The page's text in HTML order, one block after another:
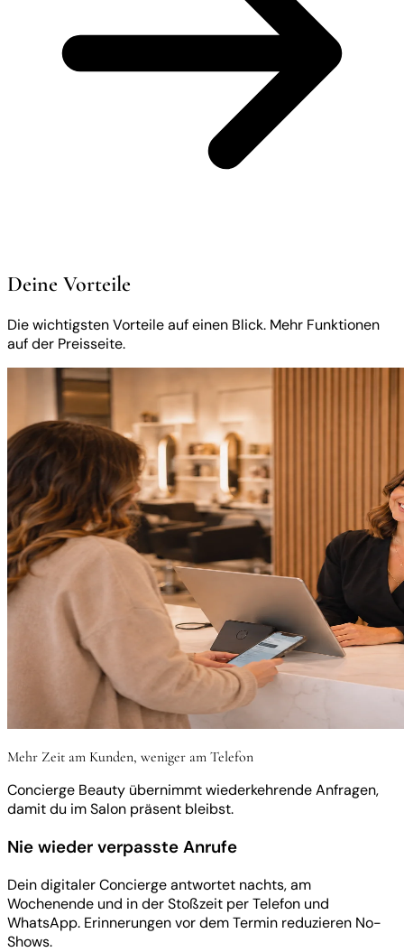
Deine Vorteile
Die wichtigsten Vorteile auf einen Blick. Mehr Funktionen
auf der Preisseite.
Mehr Zeit am Kunden, weniger am Telefon
Concierge Beauty übernimmt wiederkehrende Anfragen,
damit du im Salon präsent bleibst.
Nie wieder verpasste Anrufe
Dein digitaler Concierge antwortet nachts, am
Wochenende und in der Stoßzeit per Telefon und
WhatsApp. Erinnerungen vor dem Termin reduzieren No-
Shows.